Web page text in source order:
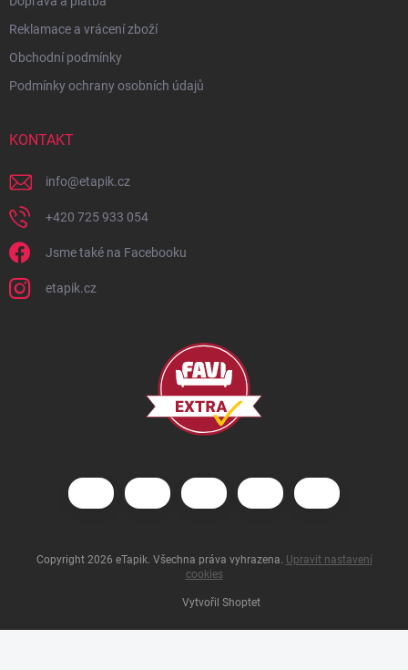
Reklamace a vrácení zboží
Obchodní podmínky
Podmínky ochrany osobních údajů
KONTAKT
info@etapik.cz
+420 725 933 054
Jsme také na Facebooku
etapik.cz
Vytvořil Shoptet
Copyright 2026 eTapik. Všechna práva vyhrazena. Upravit nastavení
cookies